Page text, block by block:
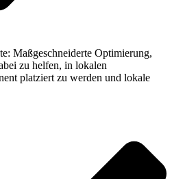
Maßgeschneiderte Optimierung,
zu helfen, in lokalen
platziert zu werden und lokale